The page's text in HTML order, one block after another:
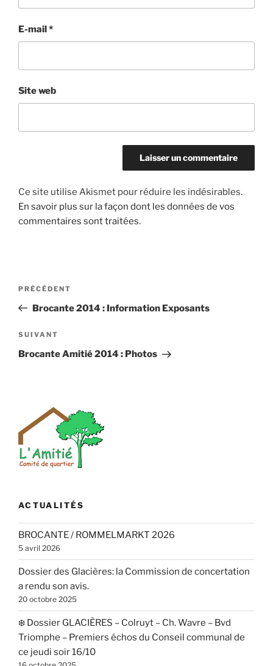
E-mail*
Site web
Ce site utilise Akismet pour réduire les indésirables.
En savoir plus sur la façon dont les données de vos
commentaires sont traitées.
Navigation
l’article
Article
précédent
PRÉCÉDENT
Brocante 2014 : Information Exposants
Article
suivant
SUIVANT
Brocante Amitié 2014 : Photos
ACTUALITÉS
BROCANTE / ROMMELMARKT 2026
5 avril 2026
Dossier des Glacières: la Commission de concertation
a rendu son avis.
20 octobre 2025
❄️ Dossier GLACIÈRES – Colruyt – Ch. Wavre – Bvd
Triomphe – Premiers échos du Conseil communal de
ce jeudi soir 16/10